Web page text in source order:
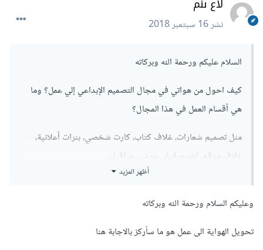
لاع ىنم
نشر16 سبتمبر 2018
السلام عليكم ورحمة الله وبركاته
كيف احول من هواتي في مجال التصميم الإبداعي إلي عمل؟ وما
هي أقسام العمل في هذا المجال؟
مثل تصميم شعارات، غلاف كتاب، كارت شخصي، بنرات أعلانية،
غلاف موقع، انفوجرفيك، موشن جرافيك.
كيف اتعلم هذا المجال بشكل الصحيح؟.
وشكرا
أظهر المزيد
وعليكم السلام ورحمة الله وبركاته
تحويل الهواية الى عمل هو ما سأركز بالاجابة هنا